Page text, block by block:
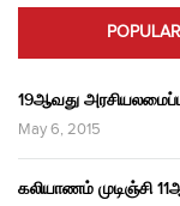
POPULAR
19ஆவது
May 6, 2015
கலியாணம் முடிஞ்சி